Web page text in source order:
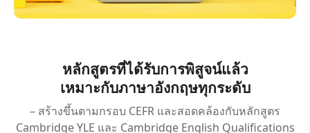
หลักสูตรที่ได้รับการพิสูจน์แล้ว
เหมาะกับภาษาอังกฤษทุกระดับ
– สร้างขึ้นตามกรอบ CEFR และสอดคล้องกับหลักสูตร
Cambridge YLE และ Cambridge English Qualifications